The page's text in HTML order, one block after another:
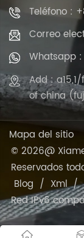
Teléfono :
Correo
Whatsapp :
Add :
of china
Mapa del sitio
© 2026@
Reservados
Blog / Xml/
Red IPv6